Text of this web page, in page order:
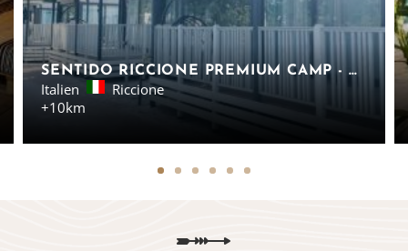
SENTIDO RICCIONE PREMIUM CAMP - CAMP-LODGES, ADRIA
Italien
Riccione
+10km